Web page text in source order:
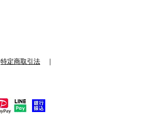
特定商取引法 ｜